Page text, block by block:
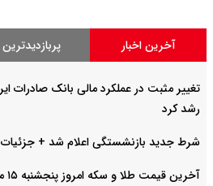
آخرین اخبار پربازدیدترین
رشد کرد
شرط جدید بازنشستگی اعلام شد + جزئیات